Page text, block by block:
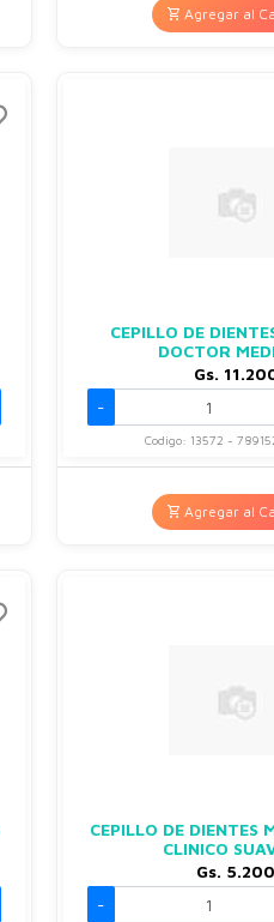
Agregar al
CEPILLO DE
DOCTOR
Gs.
-
Codigo: 13572 -
Agregar al
CEPILLO DE DIENTES
CLINICO
Gs. 5.200
-